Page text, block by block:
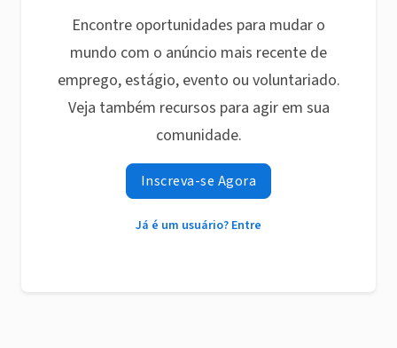
Encontre oportunidades para mudar o
mundo com o anúncio mais recente de
emprego, estágio, evento ou voluntariado.
Veja também recursos para agir em sua
comunidade.
Inscreva-se Agora
Já é um usuário? Entre